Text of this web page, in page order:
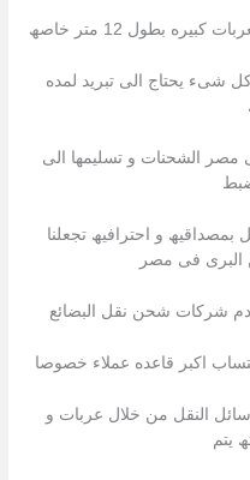
بطول 12 متر خاصھ
كل شىء یحتاج الى تبرید لمده
الشحنات و تسلیمھا الى
و احترافیھ تجعلنا
فى مصر
شركات شحن نقل البضائع
اكبر قاعده عملاء خصوصا
وسائل النقل من خلال عربات و
یتم